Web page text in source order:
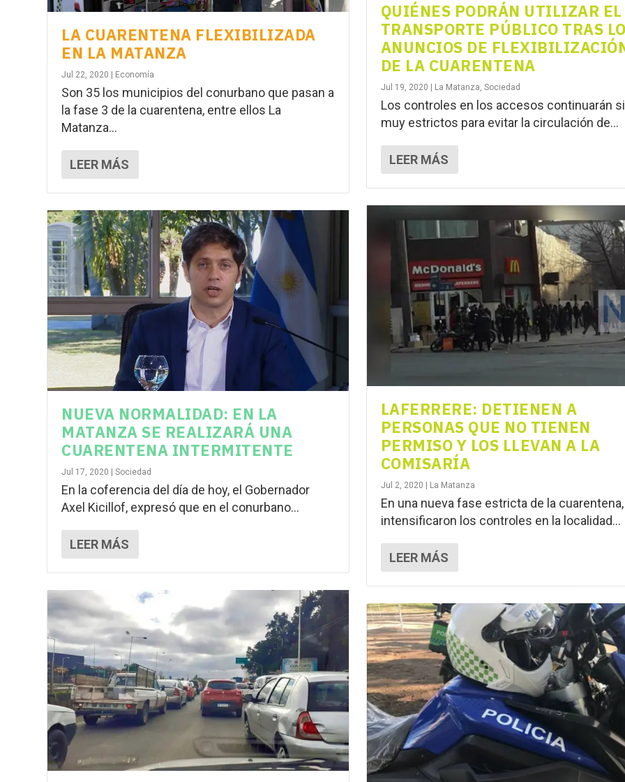
LA CUARENTENA FLEXIBILIZADA
EN LA MATANZA
Jul 22, 2020 Economía
Son 35 los municipios del conurbano que pasan a
la fase 3 de la cuarentena, entre ellos La
Matanza...
LEER MÁS
NUEVA NORMALIDAD: EN LA
MATANZA SE REALIZARÁ UNA
CUARENTENA INTERMITENTE
Jul 17, 2020 |Sociedad
En la coferencia del día de hoy, el Gobernador
Axel Kicillof, expresó que en el conurbano...
LEER MÁS
QUIÉNES PODRÁN UTILIZAR EL
TRANSPORTE PÚBLICO TRAS
ANUNCIOS DE
DE LA CUARENTENA
Jul 19, 2020 La Matanza, Sociedad
Los controles en los accesos continuarán
muy estrictos para evitar la circulación de...
LEER MÁS
LAFERRERE: DETIENEN A
PERSONAS QUE NO TIENEN
PERMISO Y LOS LLEVAN A LA
COMISARÍA
Jul 2, 2020 La Matanza
En una nueva fase estricta de la
intensificaron los controles en la localidad...
LEER MÁS